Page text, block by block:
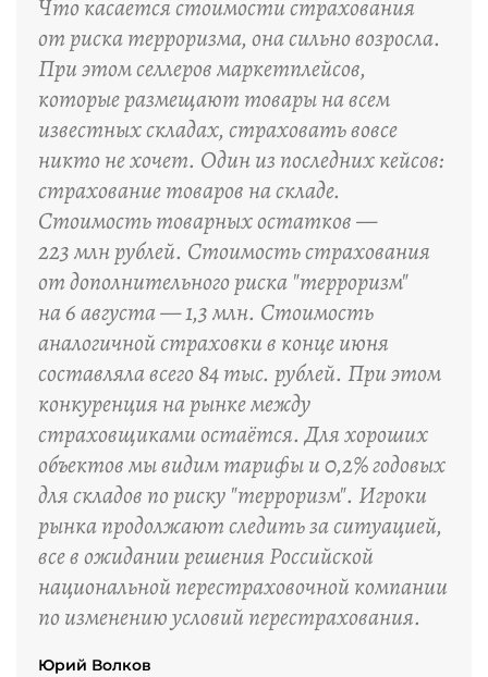
Что касается стоимости страхования
от риска терроризма, она сильно возросла.
При этом селлеров маркетплейсов,
которые размещают товары на всем
известных складах, страховать вовсе
никто не хочет. Один из последних кейсов:
страхование товаров на складе.
Стоимость товарных остатков —
223 млн рублей. Стоимость страхования
от дополнительного риска "терроризм"
на 6 августа — 1,3 млн. Стоимость
аналогичной страховки в конце июня
составляла всего 84 тыс. рублей. При этом
конкуренция на рынке между
страховщиками остаётся. Для хороших
объектов мы видим тарифы и 0,2% годовых
для складов по риску "терроризм". Игроки
рынка продолжают следить за ситуацией,
все в ожидании решения Российской
национальной перестраховочной компании
по изменению условий перестрахования.
Юрий Волков